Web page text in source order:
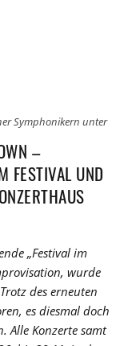
–
FESTIVAL UND
„Festival im
wurde
des erneuten
es diesmal doch
Alle Konzerte samt